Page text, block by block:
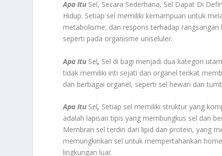
Apa Itu Sel, Secara Sederhana, Sel Dapat Di
Hidup. Setiap sel memiliki kemampuan untuk
metabolisme, dan respons terhadap
seperti pada organisme uniseluler.
Apa Itu Sel, Sel di bagi menjadi dua kategori
tidak memiliki inti sejati dan organel terikat
dan berbagai organel, seperti sel hewan dan
Apa Itu Sel, Setiap sel memiliki struktur yang
adalah lapisan tipis yang membungkus sel dan
Membran sel terdiri dari lipid dan protein, yang
memungkinkan sel untuk mempertahankan
lingkungan luar.